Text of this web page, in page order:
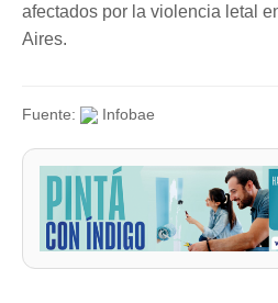
afectados por la violencia letal
Aires.
Fuente: Infobae